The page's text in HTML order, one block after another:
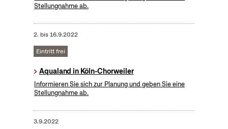
Stellungnahme ab.
2. bis16.9.2022
Eintritt frei
Aqualand in Köln-Chorweiler
Informieren Sie sich zur Planung und geben Sie eine
Stellungnahme ab.
3.9.2022